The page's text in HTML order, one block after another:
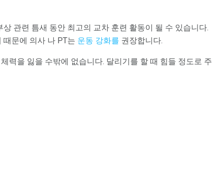
상 관련 틈새 동안 최고의 교차 훈련 활동이 될 수 있습니다.
문에 의사 나 PT는 운동 강화를 권장합니다.
력을 잃을 수밖에 없습니다. 달리기를 할 때 힘들 정도로 주